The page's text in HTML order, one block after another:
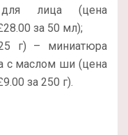
для лица (цена
за 50 мл);
г) – миниатюра
с маслом ши (цена
за 250 г).